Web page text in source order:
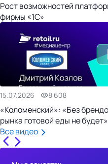
Рост возможностей
фирмы «1С»
15.07.2026 8 608
«Коломенский»: «Без
рынка готовой еды не будет»
Все видео